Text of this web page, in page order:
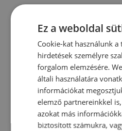
Ez a weboldal
Cookie-kat használunk
hirdetések személyre
forgalom elemzésére.
általi használatára
információkat
elemző partnereinkkel
azokat más
biztosított számukra,